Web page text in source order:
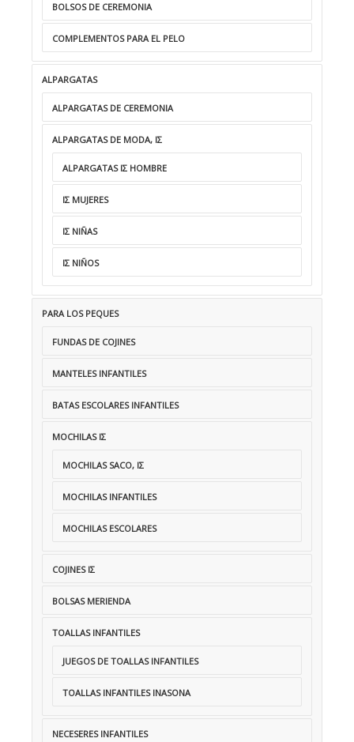
BOLSOS DE CEREMONIA
COMPLEMENTOS PARA EL PELO
ALPARGATAS
ALPARGATAS DE CEREMONIA
ALPARGATAS DE MODA, ΙΣ
ALPARGATAS ΙΣ HOMBRE
ΙΣ MUJERES
ΙΣ NIÑAS
ΙΣ NIÑOS
PARA LOS PEQUES
FUNDAS DE COJINES
MANTELES INFANTILES
BATAS ESCOLARES INFANTILES
MOCHILAS ΙΣ
MOCHILAS SACO, ΙΣ
MOCHILAS INFANTILES
MOCHILAS ESCOLARES
COJINES IΣ
BOLSAS MERIENDA
TOALLAS INFANTILES
JUEGOS DE TOALLAS INFANTILES
TOALLAS INFANTILES INASONA
NECESERES INFANTILES